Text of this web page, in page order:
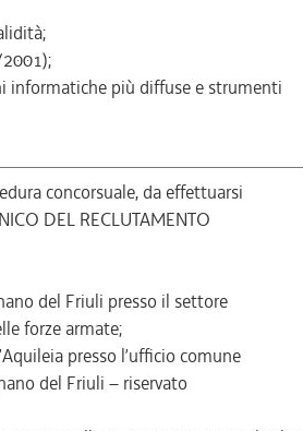
informatiche più diffuse e strumenti
concorsuale, da effettuarsi
DEL RECLUTAMENTO
del Friuli presso il settore
forze armate;
presso l’ufficio comune
del Friuli – riservato